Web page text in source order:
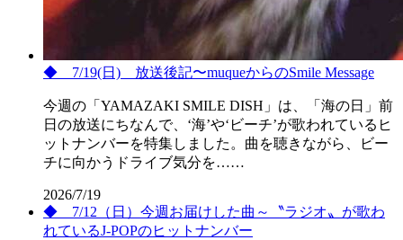
◆ 7/19(日) 放送後記〜muqueからのSmile Message
今週の「YAMAZAKI SMILE DISH」は、「海の日」前
日の放送にちなんで、‘海’や‘ビーチ’が歌われているヒ
ットナンバーを特集しました。曲を聴きながら、ビー
チに向かうドライブ気分を……
2026/7/19
◆ 7/12（日）今週お届けした曲～〝ラジオ〟が歌わ
れているJ-POPのヒットナンバー